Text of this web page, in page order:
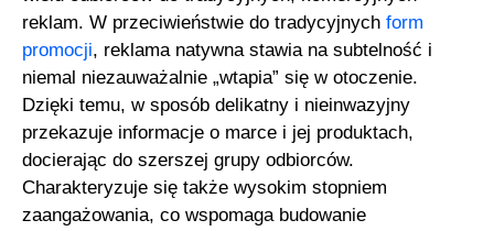
reklam. W przeciwieństwie do tradycyjnychform
promocji, reklama natywna stawia na subtelność i
niemal niezauważalnie „wtapia” się w otoczenie.
Dzięki temu, w sposób delikatny i nieinwazyjny
przekazuje informacje o marce i jej produktach,
docierając do szerszej grupy odbiorców.
Charakteryzuje się także wysokim stopniem
zaangażowania, co wspomaga budowanie